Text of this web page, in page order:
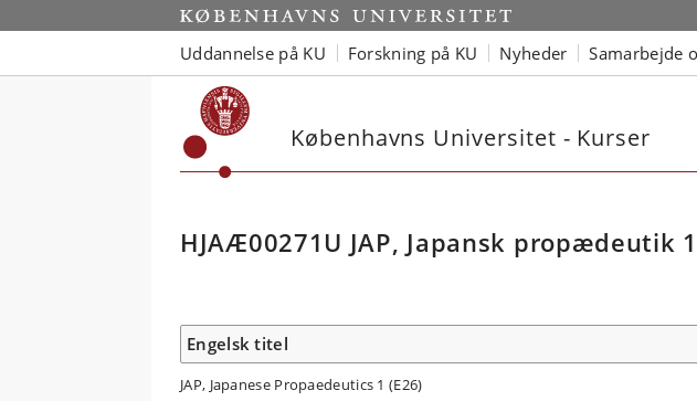
Uddannelse på KU Forskning på KU Nyheder Samarbejde
Københavns Universitet - Kurser
HJAÆ00271U JAP, Japansk propædeutik
Engelsk titel
JAP, Japanese Propaedeutics 1 (E26)